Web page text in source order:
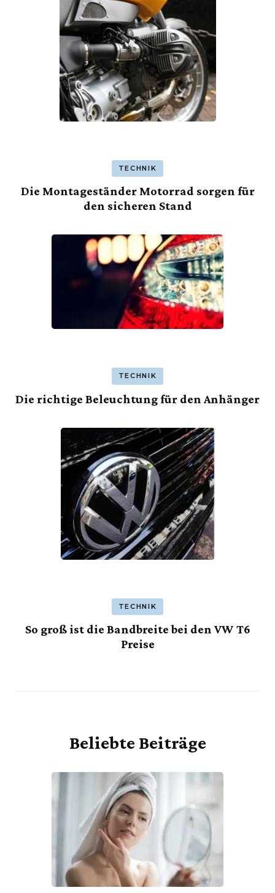
TECHNIK
Die Montageständer Motorrad sorgen für
den sicheren Stand
TECHNIK
Die richtige Beleuchtung für den Anhänger
TECHNIK
So groß ist die Bandbreite bei den VW T6
Preise
Beliebte Beiträge